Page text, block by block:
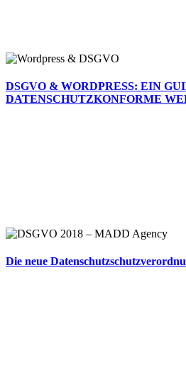
DSGVO & WORDPRESS: EIN
DATENSCHUTZKONFORME
Die neue